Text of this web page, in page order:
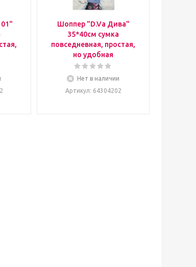
Шоппер "D.Va Дива"
35*40см сумка
повседневная, простая,
но удобная
Нет в наличии
Артикул: 64304202